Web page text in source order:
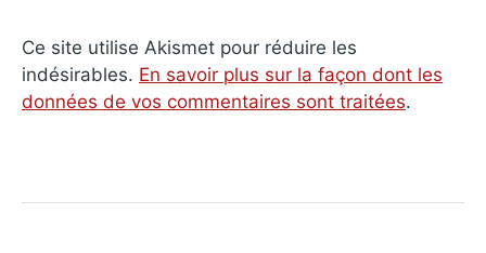
Ce site utilise Akismet pour réduire les
indésirables. En savoir plus sur la façon dont les
données de vos commentaires sont traitées.